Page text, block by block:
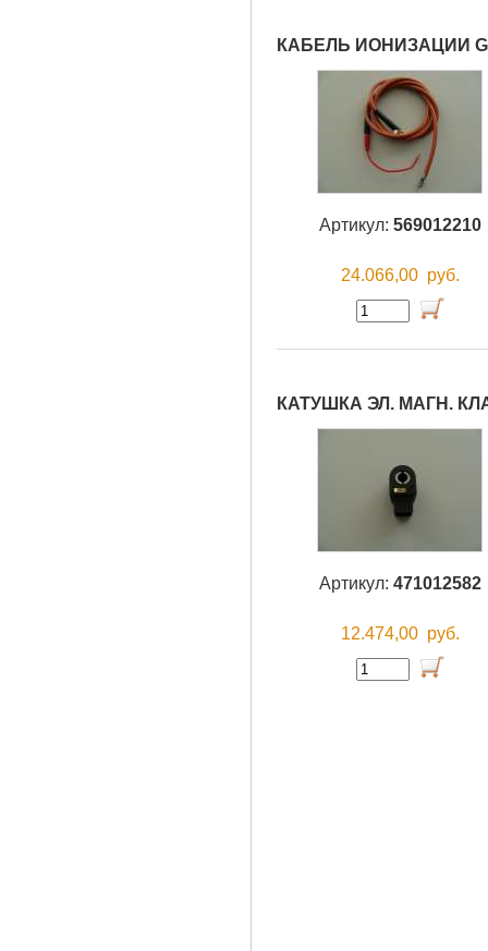
КАБЕЛЬ ИОНИЗАЦИИ
Артикул: 569012210
24.066,00 руб.
КАТУШКА ЭЛ. МАГН.
Артикул: 471012582
12.474,00 руб.